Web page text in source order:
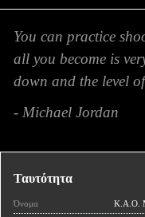
You can practice
all you become is
down and the level
- Michael Jordan
Ταυτότητα
Όνομα Κ.Α.Ο.